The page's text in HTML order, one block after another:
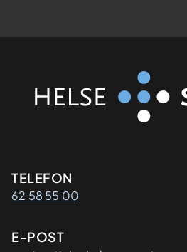
Kontaktinformasjon
TELEFON
62 58 55 00
E-POST